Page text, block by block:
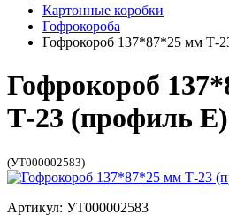
Картонные коробки
Гофрокороба
Гофрокороб 137*87*25 мм
Гофрокороб
Т-23 (профиль
(УТ000002583)
Артикул: УТ000002583